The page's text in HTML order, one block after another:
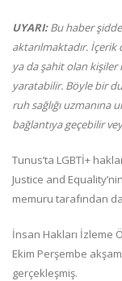
UYARI:Bu haber
aktarılmaktadır. İçerik
ya da şahit olan
yaratabilir. Böyle bir
ruh sağlığı uzmanına
bağlantıya geçebilir
Tunus’ta LGBTİ+
Justice and
memuru tarafından
İnsan Hakları İzleme
Ekim Perşembe
gerçekleşmiş.